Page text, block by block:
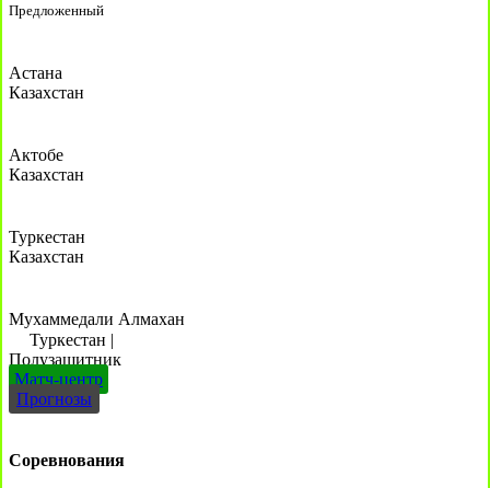
Предложенный
Астана
Казахстан
Актобе
Казахстан
Туркестан
Казахстан
Мухаммедали Алмахан
Туркестан |
Полузащитник
Матч-центр
Прогнозы
Соревнования